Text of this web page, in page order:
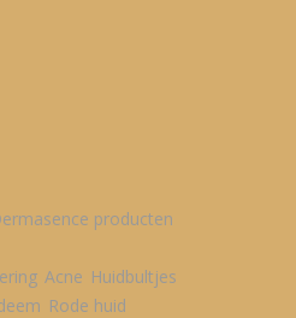
producten
Acne Huidbultjes
Rode huid